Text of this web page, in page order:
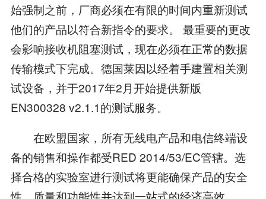
始强制之前，厂商必须在有限的时间内重新测试
他们的产品以符合新指令的要求。 最重要的更改
会影响接收机阻塞测试，现在必须在正常的数据
传输模式下完成。德国莱因以经着手建置相关测
试设备，并于2017年2月开始提供新版
EN300328 v2.1.1的测试服务。
在欧盟国家，所有无线电产品和电信终端设
备的销售和操作都受RED 2014/53/EC管辖。选
择合格的实验室进行测试将更能确保产品的安全
性、质量和功能性并达到一站式的经济高效。